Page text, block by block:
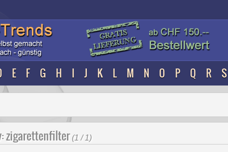
E F G H I J K L M N O P Q R S
zigarettenfilter (1 / 1)